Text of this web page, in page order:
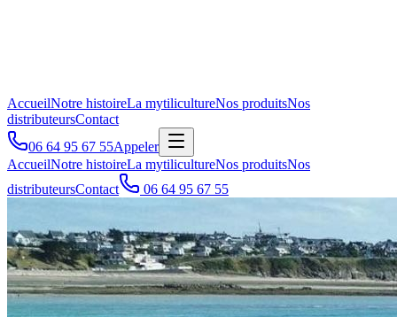
AccueilNotre histoireLa mytilicultureNos produitsNos
distributeursContact
06 64 95 67 55Appeler
AccueilNotre histoireLa mytilicultureNos produitsNos
distributeursContact 06 64 95 67 55